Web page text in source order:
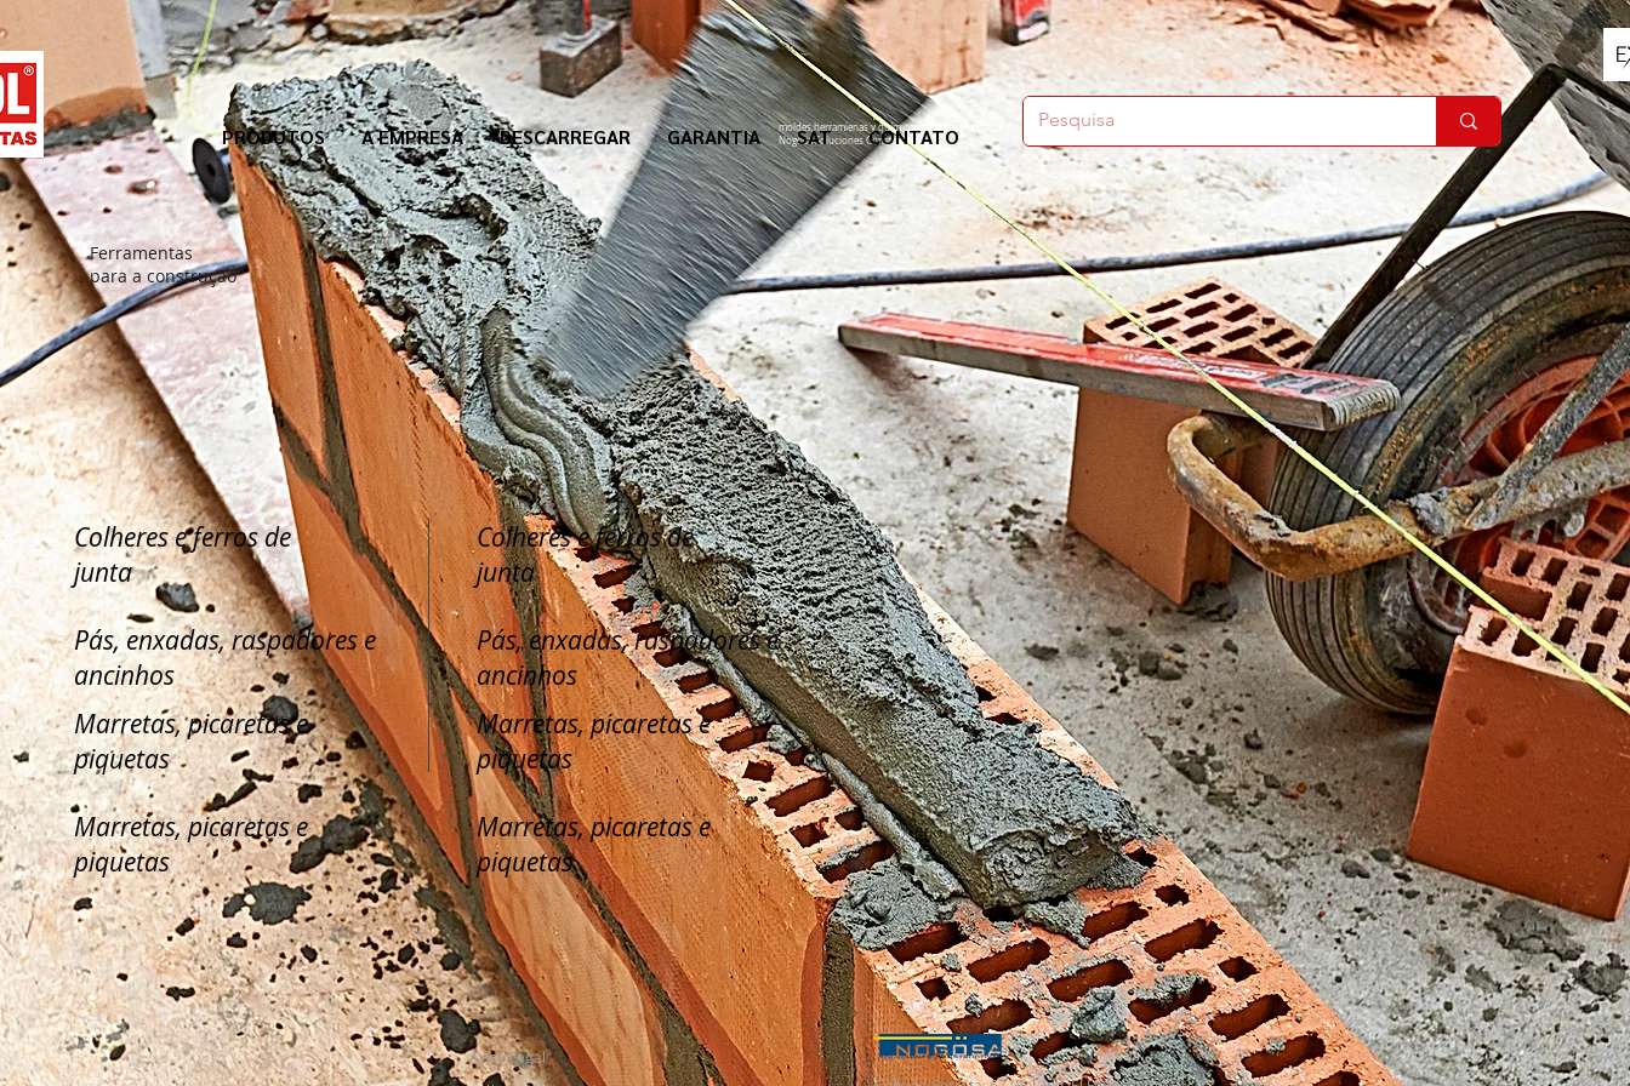
moldes,herramienas y químicos para la construcción
Nogosa Soluciones Constructivas
PRODUTOS A EMPRESA DESCARREGAR GARANTIA SAT CONTATO
Ferramentas
para a construção
Colheres e ferros de
junta
Colheres e ferros de
junta
Pás, enxadas, raspadores e
ancinhos
Pás, enxadas, raspadores e
ancinhos
Marretas, picaretas e
piquetas
Marretas, picaretas e
piquetas
Marretas, picaretas e
piquetas
Marretas, picaretas e
piquetas
Aviso Legal